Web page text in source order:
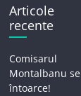
Articole
recente
Comisarul
Montalbanu se
întoarce!